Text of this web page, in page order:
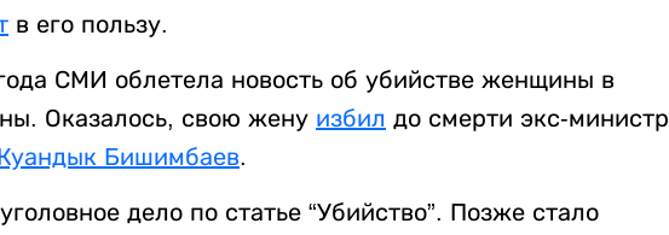
в его пользу.
СМИ облетела новость об убийстве женщины в
Оказалось, свою жену избил до смерти экс-министр
Бишимбаев.
дело по статье “Убийство”. Позже стало